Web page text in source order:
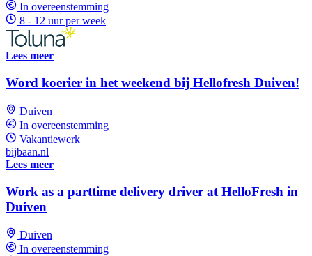
In overeenstemming
8 - 12 uur per week
Lees meer
Word koerier in het weekend bij Hellofresh Duiven!
Duiven
In overeenstemming
Vakantiewerk
bijbaan.nl
Lees meer
Work as a parttime delivery driver at HelloFresh in
Duiven
Duiven
In overeenstemming